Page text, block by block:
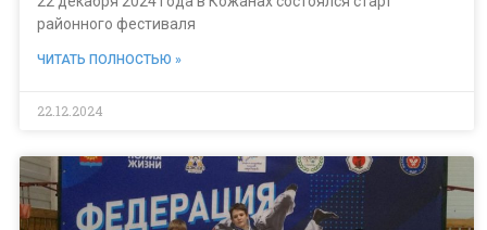
районного фестиваля
ЧИТАТЬ ПОЛНОСТЬЮ »
22.12.2024